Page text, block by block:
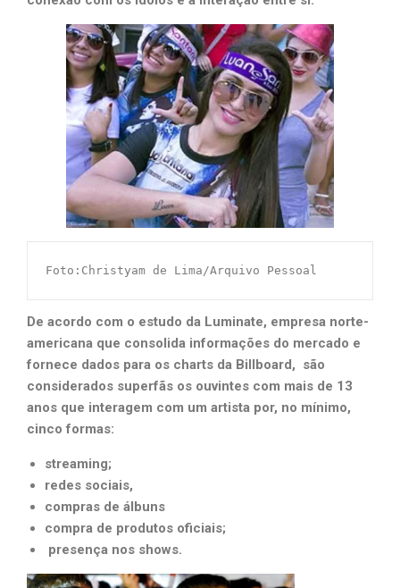
Foto:Christyam de Lima/Arquivo Pessoal
De acordo com o estudo da Luminate, empresa norte-
americana que consolida informações do mercado e
fornece dados para os charts da Billboard, são
considerados superfãs os ouvintes com mais de 13
anos que interagem com um artista por, no mínimo,
cinco formas:
streaming;
redes sociais,
compras de álbuns
compra de produtos oficiais;
presença nos shows.